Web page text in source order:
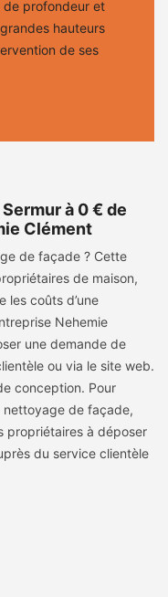
de profondeur et
hauteurs
de ses
à 0 € de
Clément
de façade ? Cette
de maison,
les coûts d’une
Nehemie
une demande de
ou via le site web.
conception. Pour
nettoyage de façade,
propriétaires à déposer
du service clientèle